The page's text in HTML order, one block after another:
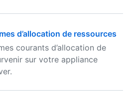
d’allocation de ressources
courants d’allocation de
sur votre appliance